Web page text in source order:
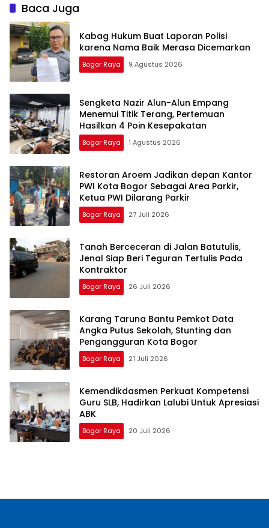
Baca Juga
Kabag Hukum Buat Laporan Polisi
karena Nama Baik Merasa Dicemarkan
Bogor Raya 9 Agustus 2026
Sengketa Nazir Alun-Alun Empang
Menemui Titik Terang, Pertemuan
Hasilkan 4 Poin Kesepakatan
Bogor Raya 1 Agustus 2026
Restoran Aroem Jadikan depan Kantor
PWI Kota Bogor Sebagai Area Parkir,
Ketua PWI Dilarang Parkir
Bogor Raya 27 Juli 2026
Tanah Berceceran di Jalan Batutulis,
Jenal Siap Beri Teguran Tertulis Pada
Kontraktor
Bogor Raya 26 Juli 2026
Karang Taruna Bantu Pemkot Data
Angka Putus Sekolah, Stunting dan
Pengangguran Kota Bogor
Bogor Raya 21 Juli 2026
Kemendikdasmen Perkuat Kompetensi
Guru SLB, Hadirkan Lalubi Untuk Apresiasi
ABK
Bogor Raya 20 Juli 2026